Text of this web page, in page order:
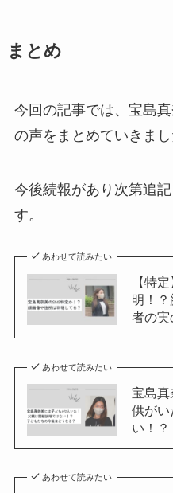
まとめ
今回の記事では、宝島
の声をまとめていきまし
今後続報があり次第追
す。
あわせて読みたい
【特
明！
者の実
あわせて読みたい
宝島真
供がい
い！？
あわせて読みたい